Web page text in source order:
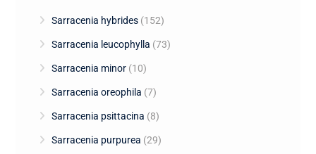
Sarracenia hybrides (152)
Sarracenia leucophylla (73)
Sarracenia minor (10)
Sarracenia oreophila (7)
Sarracenia psittacina (8)
Sarracenia purpurea (29)